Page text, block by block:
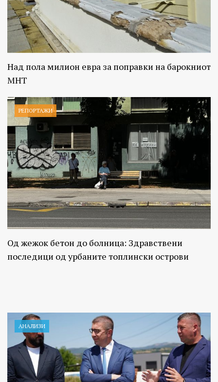
Над пола милион евра за поправки на барокниот
МНТ
РЕПОРТАЖИ
Од жежок бетон до болница: Здравствени
последици од урбаните топлински острови
АНАЛИЗИ